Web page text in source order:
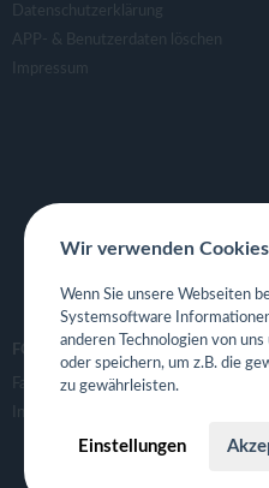
Datenschutzerklärung
APP- & Benutzerdaten löschen
Impressum
FOLGE UNS
Facebook
Instagram
Wir verwenden Cookies
Wenn Sie unsere Webseiten
Systemsoftware
anderen Technologien von
oder speichern, um z.B. die
zu gewährleisten.
Einstellungen